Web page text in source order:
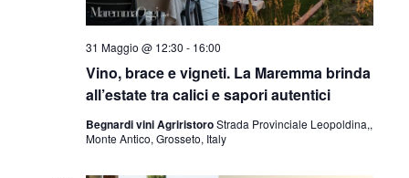
Vino, brace e vigneti. La Maremma brinda
all’estate tra calici e sapori autentici
31 Maggio @ 12:30 - 16:00
Begnardi vini AgriristoroStrada Provinciale Leopoldina,,
Monte Antico, Grosseto, Italy